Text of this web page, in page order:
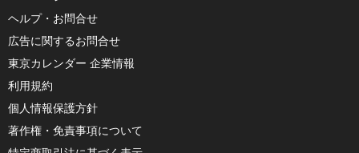
ヘルプ・お問合せ
広告に関するお問合せ
東京カレンダー 企業情報
利用規約
個人情報保護方針
著作権・免責事項について